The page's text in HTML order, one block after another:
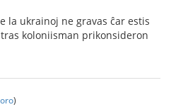
la ukrainoj ne gravas ĉar estis
koloniisman prikonsideron
)